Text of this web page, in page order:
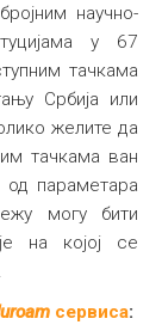
научно-
у 67
тачкама
Србија или
желите да
тачкама ван
од параметара
могу бити
на којој се
.
сервиса: